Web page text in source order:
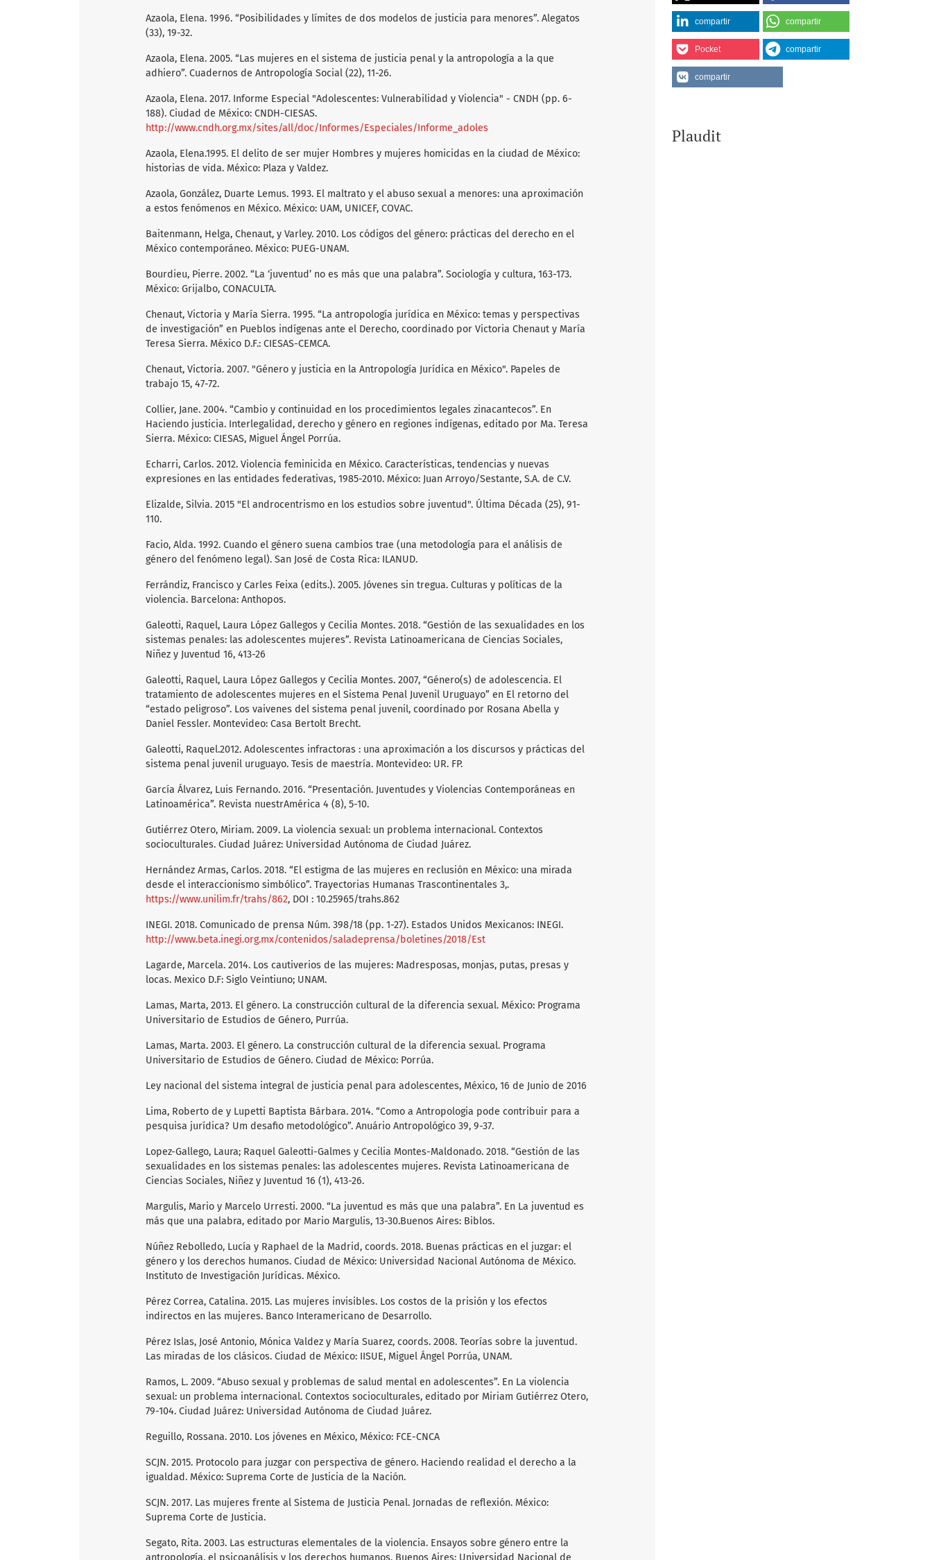
compartir compartir
Pocket compartir
compartir
Plaudit
Azaola, Elena. 1996. “Posibilidades y límites de dos modelos de justicia para menores”. Alegatos
(33), 19-32.
Azaola, Elena. 2005. “Las mujeres en el sistema de justicia penal y la antropología a la que
adhiero”. Cuadernos de Antropología Social (22), 11-26.
Azaola, Elena. 2017. Informe Especial "Adolescentes: Vulnerabilidad y Violencia" - CNDH (pp. 6-
188). Ciudad de México: CNDH-CIESAS.
http://www.cndh.org.mx/sites/all/doc/Informes/Especiales/Informe_adoles
Azaola, Elena.1995. El delito de ser mujer Hombres y mujeres homicidas en la ciudad de México:
historias de vida. México: Plaza y Valdez.
Azaola, González, Duarte Lemus. 1993. El maltrato y el abuso sexual a menores: una aproximación
a estos fenómenos en México. México: UAM, UNICEF, COVAC.
Baitenmann, Helga, Chenaut, y Varley. 2010. Los códigos del género: prácticas del derecho en el
México contemporáneo. México: PUEG-UNAM.
Bourdieu, Pierre. 2002. “La ‘juventud’ no es más que una palabra”. Sociología y cultura, 163-173.
México: Grijalbo, CONACULTA.
Chenaut, Victoria y María Sierra. 1995. “La antropología jurídica en México: temas y perspectivas
de investigación” en Pueblos indígenas ante el Derecho, coordinado por Victoria Chenaut y María
Teresa Sierra. México D.F.: CIESAS-CEMCA.
Chenaut, Victoria. 2007. "Género y justicia en la Antropología Jurídica en México". Papeles de
trabajo 15, 47-72.
Collier, Jane. 2004. “Cambio y continuidad en los procedimientos legales zinacantecos”. En
Haciendo justicia. Interlegalidad, derecho y género en regiones indígenas, editado por Ma. Teresa
Sierra. México: CIESAS, Miguel Ángel Porrúa.
Echarri, Carlos. 2012. Violencia feminicida en México. Características, tendencias y nuevas
expresiones en las entidades federativas, 1985-2010. México: Juan Arroyo/Sestante, S.A. de C.V.
Elizalde, Silvia. 2015 "El androcentrismo en los estudios sobre juventud". Última Década (25), 91-
110.
Facio, Alda. 1992. Cuando el género suena cambios trae (una metodología para el análisis de
género del fenómeno legal). San José de Costa Rica: ILANUD.
Ferrándiz, Francisco y Carles Feixa (edits.). 2005. Jóvenes sin tregua. Culturas y políticas de la
violencia. Barcelona: Anthopos.
Galeotti, Raquel, Laura López Gallegos y Cecilia Montes. 2018. “Gestión de las sexualidades en los
sistemas penales: las adolescentes mujeres”. Revista Latinoamericana de Ciencias Sociales,
Niñez y Juventud 16, 413-26
Galeotti, Raquel, Laura López Gallegos y Cecilia Montes. 2007, “Género(s) de adolescencia. El
tratamiento de adolescentes mujeres en el Sistema Penal Juvenil Uruguayo” en El retorno del
“estado peligroso”. Los vaivenes del sistema penal juvenil, coordinado por Rosana Abella y
Daniel Fessler. Montevideo: Casa Bertolt Brecht.
Galeotti, Raquel.2012. Adolescentes infractoras : una aproximación a los discursos y prácticas del
sistema penal juvenil uruguayo. Tesis de maestría. Montevideo: UR. FP.
García Álvarez, Luis Fernando. 2016. “Presentación. Juventudes y Violencias Contemporáneas en
Latinoamérica”. Revista nuestrAmérica 4 (8), 5-10.
Gutiérrez Otero, Miriam. 2009. La violencia sexual: un problema internacional. Contextos
socioculturales. Ciudad Juárez: Universidad Autónoma de Ciudad Juárez.
Hernández Armas, Carlos. 2018. “El estigma de las mujeres en reclusión en México: una mirada
desde el interaccionismo simbólico”. Trayectorias Humanas Trascontinentales 3,.
https://www.unilim.fr/trahs/862, DOI : 10.25965/trahs.862
INEGI. 2018. Comunicado de prensa Núm. 398/18 (pp. 1-27). Estados Unidos Mexicanos: INEGI.
http://www.beta.inegi.org.mx/contenidos/saladeprensa/boletines/2018/Est
Lagarde, Marcela. 2014. Los cautiverios de las mujeres: Madresposas, monjas, putas, presas y
locas. Mexico D.F: Siglo Veintiuno; UNAM.
Lamas, Marta, 2013. El género. La construcción cultural de la diferencia sexual. México: Programa
Universitario de Estudios de Género, Purrúa.
Lamas, Marta. 2003. El género. La construcción cultural de la diferencia sexual. Programa
Universitario de Estudios de Género. Ciudad de México: Porrúa.
Ley nacional del sistema integral de justicia penal para adolescentes, México, 16 de Junio de 2016
Lima, Roberto de y Lupetti Baptista Bárbara. 2014. “Como a Antropologia pode contribuir para a
pesquisa jurídica? Um desafio metodológico”. Anuário Antropológico 39, 9-37.
Lopez-Gallego, Laura; Raquel Galeotti-Galmes y Cecilia Montes-Maldonado. 2018. “Gestión de las
sexualidades en los sistemas penales: las adolescentes mujeres. Revista Latinoamericana de
Ciencias Sociales, Niñez y Juventud 16 (1), 413-26.
Margulis, Mario y Marcelo Urresti. 2000. “La juventud es más que una palabra”. En La juventud es
más que una palabra, editado por Mario Margulis, 13-30.Buenos Aires: Biblos.
Núñez Rebolledo, Lucía y Raphael de la Madrid, coords. 2018. Buenas prácticas en el juzgar: el
género y los derechos humanos. Ciudad de México: Universidad Nacional Autónoma de México.
Instituto de Investigación Jurídicas. México.
Pérez Correa, Catalina. 2015. Las mujeres invisibles. Los costos de la prisión y los efectos
indirectos en las mujeres. Banco Interamericano de Desarrollo.
Pérez Islas, José Antonio, Mónica Valdez y María Suarez, coords. 2008. Teorías sobre la juventud.
Las miradas de los clásicos. Ciudad de México: IISUE, Miguel Ángel Porrúa, UNAM.
Ramos, L. 2009. “Abuso sexual y problemas de salud mental en adolescentes”. En La violencia
sexual: un problema internacional. Contextos socioculturales, editado por Miriam Gutiérrez Otero,
79-104. Ciudad Juárez: Universidad Autónoma de Ciudad Juárez.
Reguillo, Rossana. 2010. Los jóvenes en México, México: FCE-CNCA
SCJN. 2015. Protocolo para juzgar con perspectiva de género. Haciendo realidad el derecho a la
igualdad. México: Suprema Corte de Justicia de la Nación.
SCJN. 2017. Las mujeres frente al Sistema de Justicia Penal. Jornadas de reflexión. México:
Suprema Corte de Justicia.
Segato, Rita. 2003. Las estructuras elementales de la violencia. Ensayos sobre género entre la